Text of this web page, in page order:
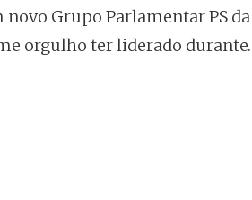
novo Grupo Parlamentar PS
orgulho ter liderado